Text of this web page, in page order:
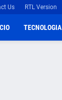
Us RTL Version
TECNOLOGIA